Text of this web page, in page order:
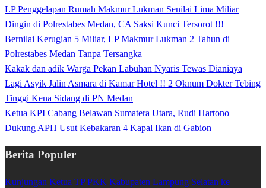
LP Penggelapan Rumah Makmur Lukman Senilai Lima Miliar
Dingin di Polrestabes Medan, CA Saksi Kunci Tersorot !!!
Bernilai Kerugian 5 Miliar, LP Makmur Lukman 2 Tahun di
Polrestabes Medan Tanpa Tersangka
Kakak dan adik Warga Pekan Labuhan Nyaris Tewas Dianiaya
Lagi Asyik Jalin Asmara di Kamar Hotel !! 2 Oknum Dokter Tebing
Tinggi Kena Sidang di PN Medan
Ketua KPI Cabang Belawan Sumatera Utara, Rudi Hartono
Dukung APH Usut Kebakaran 4 Kapal Ikan di Gabion
Berita Populer
Kunjungan Ketua TP PKK Kabupaten Lampung Selatan ke